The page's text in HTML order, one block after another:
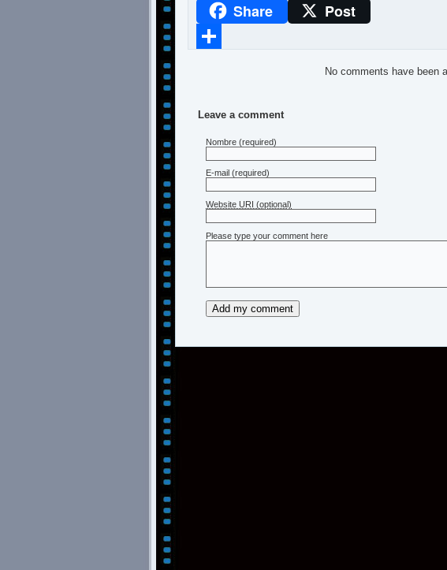
WhatsAppShare Post
No comments have been
Leave a comment
Nombre (required)
E-mail (required)
Website URI (optional)
Please type your comment here